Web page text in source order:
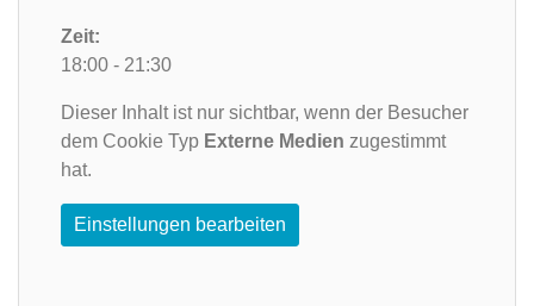
Zeit:
18:00 - 21:30
Dieser Inhalt ist nur sichtbar, wenn der Besucher
dem Cookie Typ Externe Medien zugestimmt
hat.
Einstellungen bearbeiten